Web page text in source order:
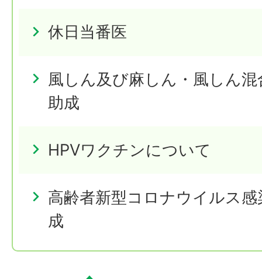
休日当番医
風しん及び麻しん・風しん
助成
HPVワクチンについて
高齢者新型コロナウイルス
成